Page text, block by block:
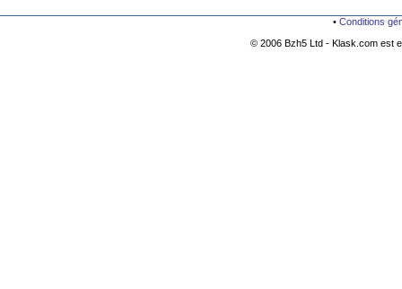
• Conditions
© 2006 Bzh5 Ltd - Klask.com est